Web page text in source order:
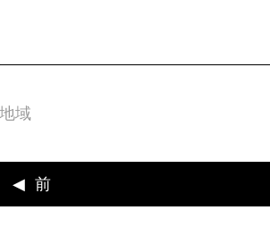
地域
前